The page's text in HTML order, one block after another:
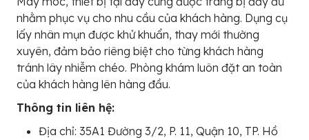
nhằm phục vụ cho nhu cầu của khách hàng. Dụng cụ
lấy nhân mụn được khử khuẩn, thay mới thường
xuyên, đảm bảo riêng biệt cho từng khách hàng
tránh lây nhiễm chéo. Phòng khám luôn đặt an toàn
của khách hàng lên hàng đầu.
Thông tin liên hệ:
Địa chỉ: 35A1 Đường 3/2, P. 11, Quận 10, TP. Hồ